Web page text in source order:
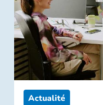
Actualité